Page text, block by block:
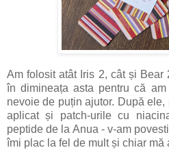
Am folosit atât Iris 2, cât și
în dimineața asta pentru că
nevoie de puțin ajutor. După
aplicat și patch-urile cu
peptide de la Anua - v-am
îmi plac la fel de mult și chiar mă